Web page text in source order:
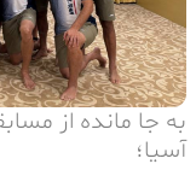
به جا مانده از
آسیا؛